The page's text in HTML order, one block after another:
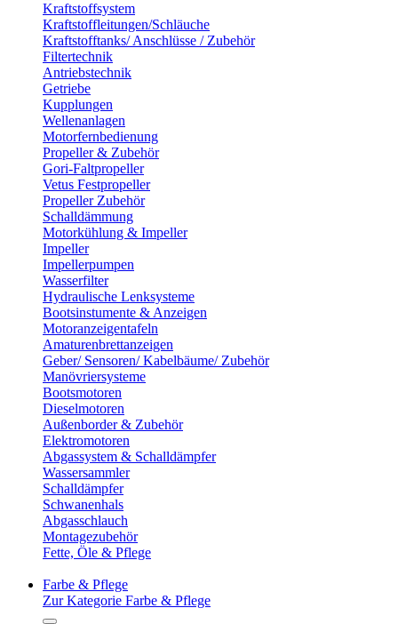
Kraftstoffsystem
Kraftstoffleitungen/Schläuche
Kraftstofftanks/ Anschlüsse / Zubehör
Filtertechnik
Antriebstechnik
Getriebe
Kupplungen
Wellenanlagen
Motorfernbedienung
Propeller & Zubehör
Gori-Faltpropeller
Vetus Festpropeller
Propeller Zubehör
Schalldämmung
Motorkühlung & Impeller
Impeller
Impellerpumpen
Wasserfilter
Hydraulische Lenksysteme
Bootsinstumente & Anzeigen
Motoranzeigentafeln
Amaturenbrettanzeigen
Geber/ Sensoren/ Kabelbäume/ Zubehör
Manövriersysteme
Bootsmotoren
Dieselmotoren
Außenborder & Zubehör
Elektromotoren
Abgassystem & Schalldämpfer
Wassersammler
Schalldämpfer
Schwanenhals
Abgasschlauch
Montagezubehör
Fette, Öle & Pflege
Farbe & Pflege
Zur Kategorie Farbe & Pflege